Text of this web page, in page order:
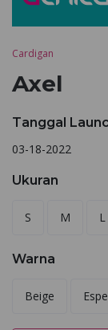
Cardigan
Axel
Tanggal
03-18-2022
Ukuran
S M L
Warna
Beige